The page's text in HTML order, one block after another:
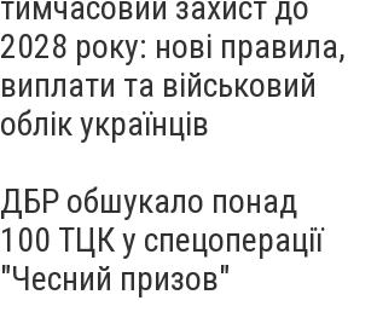
2028 року: нові правила,
виплати та військовий
облік українців
ДБР обшукало понад
100 ТЦК у спецоперації
"Чесний призов"